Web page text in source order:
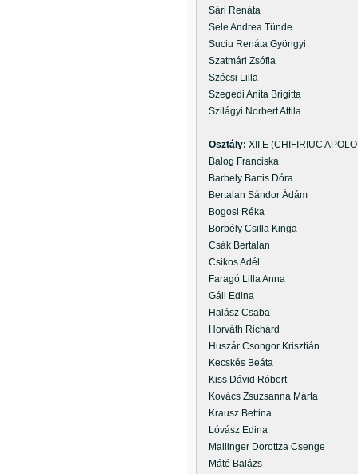
Sári Renáta
Sele Andrea Tünde
Suciu Renáta Gyöngyi
Szatmári Zsófia
Szécsi Lilla
Szegedi Anita Brigitta
Szilágyi Norbert Attila
Osztály: XII.E (CHIFIRIUC
Balog Franciska
Barbely Bartis Dóra
Bertalan Sándor Ádám
Bogosi Réka
Borbély Csilla Kinga
Csák Bertalan
Csikos Adél
Faragó Lilla Anna
Gáll Edina
Halász Csaba
Horváth Richárd
Huszár Csongor Krisztián
Kecskés Beáta
Kiss Dávid Róbert
Kovács Zsuzsanna Márta
Krausz Bettina
Lóvász Edina
Mailinger Dorottza Csenge
Máté Balázs